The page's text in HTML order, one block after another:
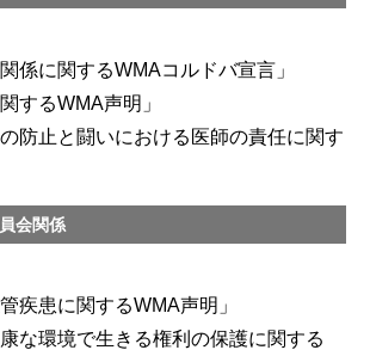
係に関するWMAコルドバ宣言」
するWMA声明」
防止と闘いにおける医師の責任に関す
会関係
疾患に関するWMA声明」
な環境で生きる権利の保護に関する